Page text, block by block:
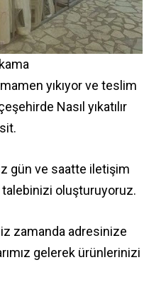
yıkıyor ve teslim
Nasıl yıkatılır
gün ve saatte iletişim
oluşturuyoruz.
zamanda adresinize
gelerek ürünlerinizi